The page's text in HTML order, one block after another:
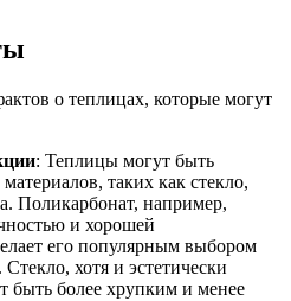
о теплицах, которые могут
: Теплицы могут быть
таких как стекло,
Поликарбонат, например,
и хорошей
его популярным выбором
хотя и эстетически
быть более хрупким и менее